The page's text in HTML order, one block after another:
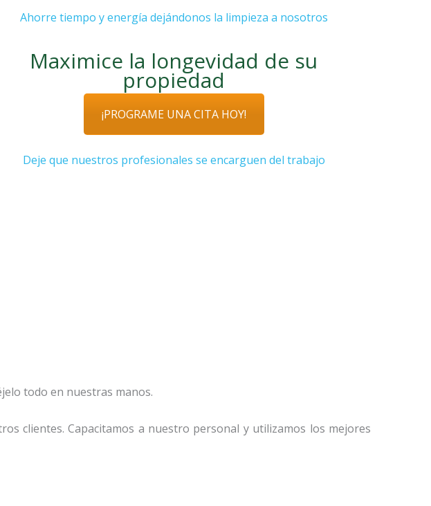
Ahorre tiempo y energía dejándonos la limpieza a nosotros
Maximice la longevidad de su
propiedad
¡PROGRAME UNA CITA HOY!
Deje que nuestros profesionales se encarguen del trabajo
todo en nuestras manos.
clientes. Capacitamos a nuestro personal y utilizamos los mejores